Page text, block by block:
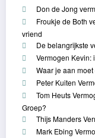
Don de Jong
Froukje de Both
vriend
De belangrijkste
Vermogen Kevin:
Waar je aan
Peter Kuiten
Tom Heuts
Groep?
Thijs Manders
Mark Ebing